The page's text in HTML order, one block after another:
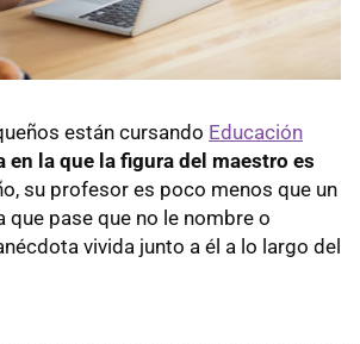
están cursando Educación
en la que la figura del maestro es
su profesor es poco menos que un
que pase que no le nombre o
vivida junto a él a lo largo del